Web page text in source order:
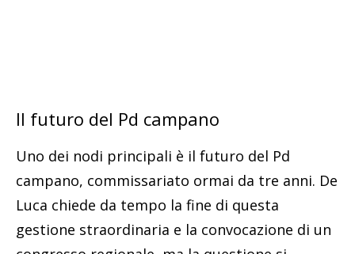
Il futuro del Pd campano
Uno dei nodi principali è il futuro del Pd
campano, commissariato ormai da tre anni. De
Luca chiede da tempo la fine di questa
gestione straordinaria e la convocazione di un